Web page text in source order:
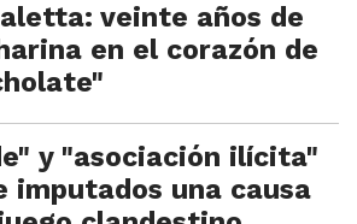
veinte años de
en el corazón de
y "asociación ilícita"
imputados una causa